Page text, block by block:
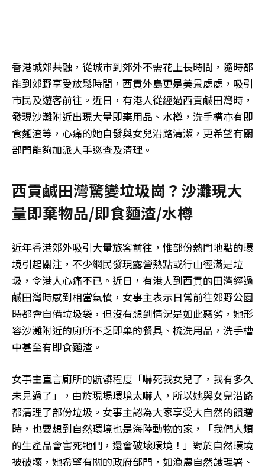
香港城郊共融，從城市到郊外不需花上長時間，隨時都
能到郊野享受放鬆時間，西貢外島更是美景處處，吸引
市民及遊客前往。近日，有港人從經過西貢鹹田灣時，
發現沙灘附近出現大量即棄用品、水樽，洗手槽亦有即
食麵渣等，心痛的她自發與女兒沿路清潔，更希望有關
部門能夠加派人手巡查及清理。
西貢鹹田灣驚變垃圾崗？沙灘現大
量即棄物品/即食麵渣/水樽
近年香港郊外吸引大量旅客前往，惟部份熱門地點的環
境引起關注，不少網民發現露營熱點或行山徑滿是垃
圾，令港人心痛不已。近日，有港人到西貢的田灣經過
鹹田灣時感到相當氣憤，女事主表示日常前往郊野公園
時都會自備垃圾袋，但沒有想到情況是如此惡劣，她形
容沙灘附近的廁所不乏即棄的餐具、梳洗用品，洗手槽
中甚至有即食麵渣。
女事主直言廁所的骯髒程度「嚇死我女兒了，我有多久
未見過了」，由於現場環境太嚇人，所以她與女兒沿路
都清理了部份垃圾。女事主認為大家享受大自然的饋贈
時，也要想到自然環境也是海陸動物的家，「我們人類
的生產品會害死牠們，還會破壞環境！」對於自然環境
被破壞，她希望有關的政府部門，如漁農自然護理署、